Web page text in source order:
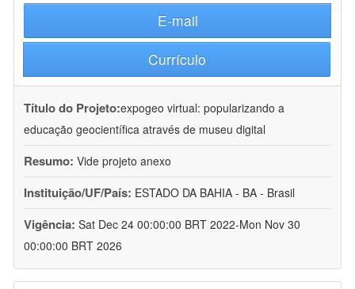
E-mail
Currículo
Título do Projeto:expogeo virtual: popularizando a
educação geocientífica através de museu digital
Resumo: Vide projeto anexo
Instituição/UF/País: ESTADO DA BAHIA - BA - Brasil
Vigência: Sat Dec 24 00:00:00 BRT 2022-Mon Nov 30
00:00:00 BRT 2026